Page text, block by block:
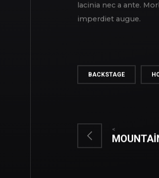
lacinia nec a ante.
imperdiet augue.
BACKSTAGE
<